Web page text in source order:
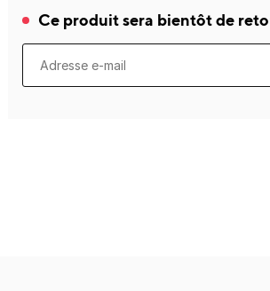
Ce produit sera bientôt de